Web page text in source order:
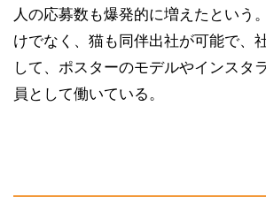
人の応募数も爆発的に増えたという
けでなく、猫も同伴出社が可能で、
して、ポスターのモデルやインスタ
員として働いている。